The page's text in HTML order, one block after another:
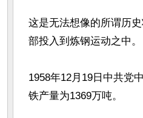
这是无法想像的所谓历
部投入到炼钢运动之中。
1958年12月19日中共党
铁产量为1369万吨。